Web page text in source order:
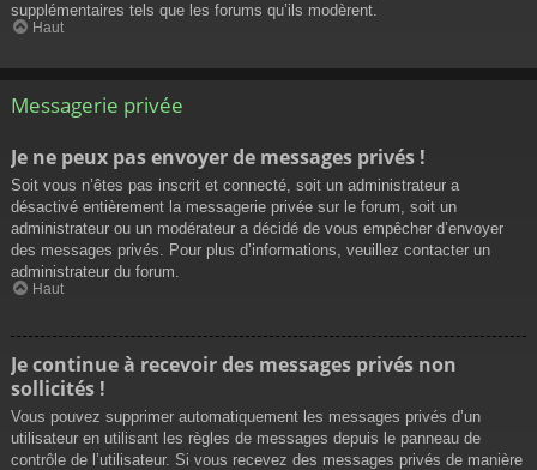
supplémentaires tels que les forums qu’ils modèrent.
Haut
Messagerie privée
Je ne peux pas envoyer de messages privés !
Soit vous n’êtes pas inscrit et connecté, soit un administrateur a
désactivé entièrement la messagerie privée sur le forum, soit un
administrateur ou un modérateur a décidé de vous empêcher d’envoyer
des messages privés. Pour plus d’informations, veuillez contacter un
administrateur du forum.
Haut
Je continue à recevoir des messages privés non
sollicités !
Vous pouvez supprimer automatiquement les messages privés d’un
utilisateur en utilisant les règles de messages depuis le panneau de
contrôle de l’utilisateur. Si vous recevez des messages privés de manière